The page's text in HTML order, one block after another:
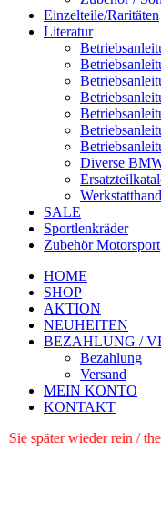
Einzelteile/Raritäten
Literatur
Diverse
SALE
Sportlenkräder
Zubehör Motorsport
HOME
SHOP
AKTION
NEUHEITEN
BEZAHLUNG /
Bezahlung
Versand
MEIN KONTO
KONTAKT
schauen Sie später